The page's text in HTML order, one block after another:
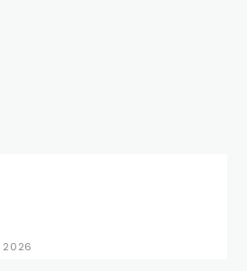
2026